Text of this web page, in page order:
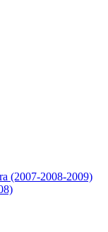
(2007-2008-2009)